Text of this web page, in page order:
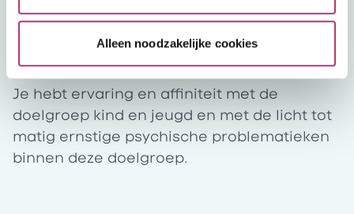
Alleen noodzakelijke cookies
van harte uitgenodigd om te solliciteren. Er
is een goed ondersteunend netwerk van
collega’s en mogelijkheden voor supervisie
en intervisie.
Je hebt ervaring en affiniteit met de
doelgroep kind en jeugd en met de licht tot
matig ernstige psychische problematieken
binnen deze doelgroep.